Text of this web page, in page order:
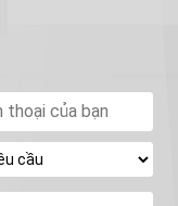
Số
điện
thoại
của